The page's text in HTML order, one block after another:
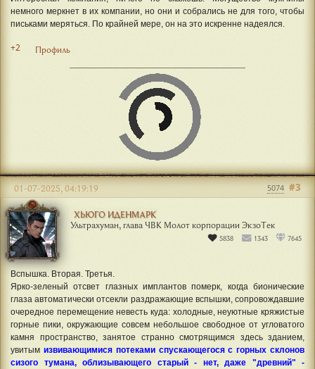
немного меркнет в их компании, но они и собрались не для того, чтобы
письками меряться. По крайней мере, он на это искренне надеялся.
+2 Профиль
ХЬЮГО ИДЕНМАРК
Ультрахуман, глава ЧВК Молот корпорации ЭкзоТек
5838 1343 7645
#3
01-07-2025, 04:19:19 5074
Вспышка. Вторая. Третья.
Ярко-зеленый отсвет глазных имплантов померк, когда бионические
глаза автоматически отсекли раздражающие вспышки, сопровождавшие
очередное перемещение невесть куда: холодные, неуютные кряжистые
горные пики, окружающие совсем небольшое свободное от угловатого
камня пространство, занятое странно смотрящимся здесь зданием,
увитым извивающимися потеками спускающегося с горных склонов
сизого тумана, облизывающего старый - нет, даже "древний" -